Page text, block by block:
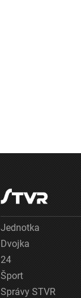
Jednotka
Dvojka
24
Šport
Správy STVR